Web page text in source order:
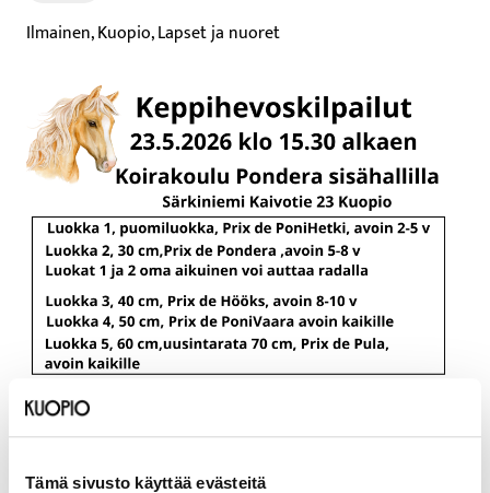
Tämä sivusto käyttää evästeitä
Ilmainen, Kuopio, Lapset ja nuoret